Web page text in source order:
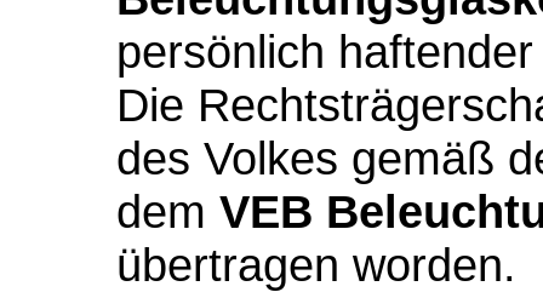
persönlich
Die
des Volkes gemäß
dem VEB
übertragen worden.